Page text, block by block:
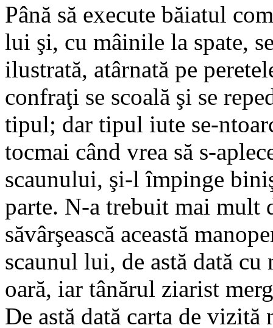
Până să execute băiatul
lui şi, cu mâinile la spate,
ilustrată, atârnată pe
confraţi se scoală şi se
tipul; dar tipul iute se-
tocmai când vrea să s-
scaunului, şi-l împinge
parte. N-a trebuit mai mult
săvârşească această
scaunul lui, de astă dată
oară, iar tânărul ziarist
De astă dată carta de vizită